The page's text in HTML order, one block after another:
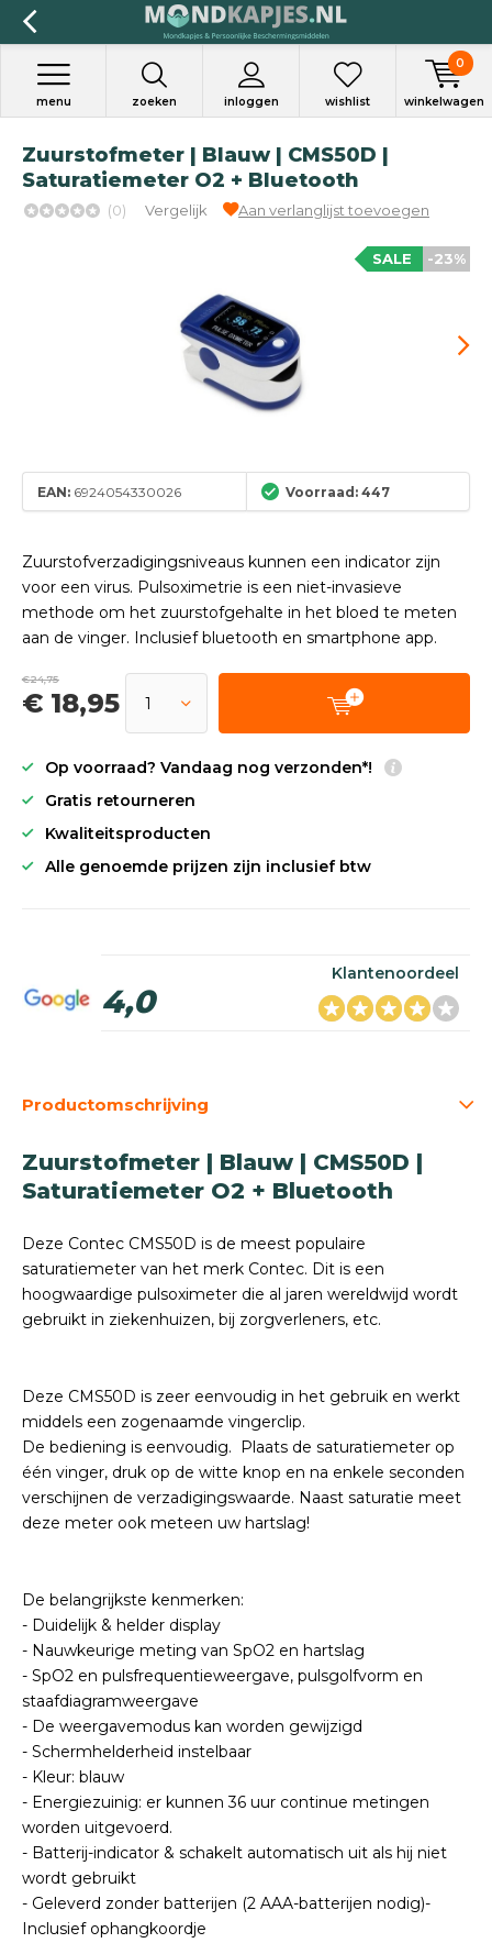
zoeken inloggen
menu wishlist winkelwagen
0
Zuurstofmeter | Blauw | CMS50D |
Saturatiemeter O2 + Bluetooth
(0) Vergelijk Aan verlanglijst toevoegen
-23%
SALE
EAN: 6924054330026 Voorraad: 447
Zuurstofverzadigingsniveaus kunnen een indicator zijn
voor een virus. Pulsoximetrie is een niet-invasieve
methode om het zuurstofgehalte in het bloed te meten
aan de vinger. Inclusief bluetooth en smartphone app.
€24,75
€ 18,95
Op voorraad? Vandaag nog verzonden*!
Gratis retourneren
Kwaliteitsproducten
Alle genoemde prijzen zijn inclusief btw
4,0
Klantenoordeel
Productomschrijving
Zuurstofmeter | Blauw | CMS50D |
Saturatiemeter O2 + Bluetooth
Deze Contec CMS50D is de meest populaire
saturatiemeter van het merk Contec. Dit is een
hoogwaardige pulsoximeter die al jaren wereldwijd wordt
gebruikt in ziekenhuizen, bij zorgverleners, etc.
Deze CMS50D is zeer eenvoudig in het gebruik en werkt
middels een zogenaamde vingerclip.
De bediening is eenvoudig. Plaats de saturatiemeter op
één vinger, druk op de witte knop en na enkele seconden
verschijnen de verzadigingswaarde. Naast saturatie meet
deze meter ook meteen uw hartslag!
De belangrijkste kenmerken:
- Duidelijk & helder display
- Nauwkeurige meting van SpO2 en hartslag
- SpO2 en pulsfrequentieweergave, pulsgolfvorm en
staafdiagramweergave
- De weergavemodus kan worden gewijzigd
- Schermhelderheid instelbaar
- Kleur: blauw
- Energiezuinig: er kunnen 36 uur continue metingen
worden uitgevoerd.
- Batterij-indicator & schakelt automatisch uit als hij niet
wordt gebruikt
- Geleverd zonder batterijen (2 AAA-batterijen nodig)-
Inclusief ophangkoordje